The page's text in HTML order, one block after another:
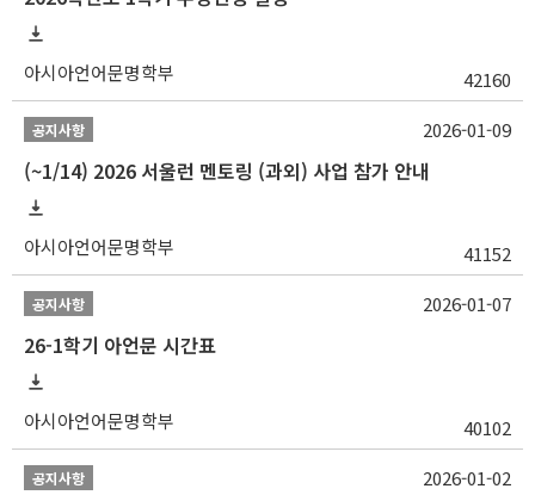
아시아언어문명학부 42160
공지사항
(~1/14) 2026 서울런 멘토링 (과외) 사업 참가 안내
아시아언어문명학부 41152
2026-01-09
공지사항
26-1학기 아언문 시간표
아시아언어문명학부 40102
2026-01-07
공지사항 2026-01-02